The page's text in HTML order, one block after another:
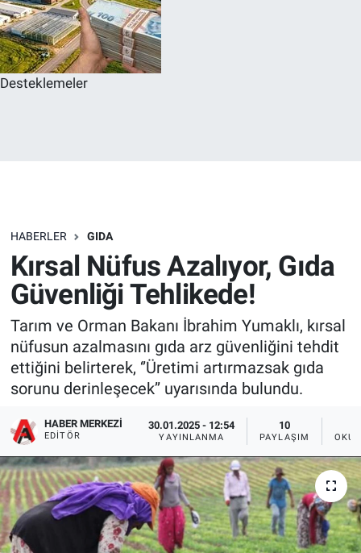
Desteklemeler
HABERLER GIDA
Kırsal Nüfus Azalıyor, Gıda
Güvenliği Tehlikede!
Tarım ve Orman Bakanı İbrahim Yumaklı, kırsal
nüfusun azalmasını gıda arz güvenliğini tehdit
ettiğini belirterek, ‘’Üretimi artırmazsak gıda
sorunu derinleşecek’’ uyarısında bulundu.
HABER MERKEZI
EDITÖR
30.01.2025 - 12:54
YAYINLANMA
10
PAYLAŞIM